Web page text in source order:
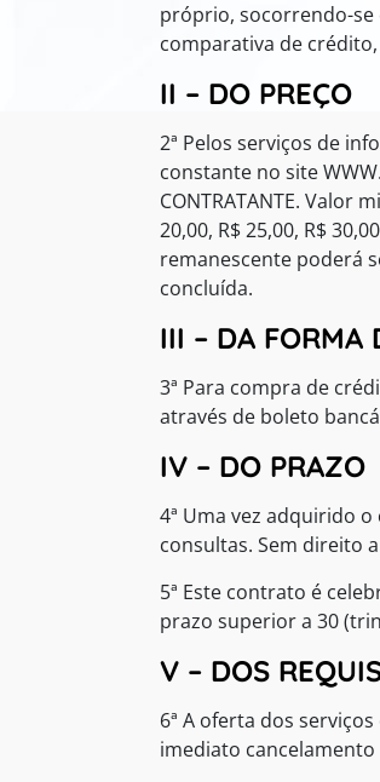
próprio, socorrendo-se
comparativa de
II – DO PREÇO
2ª Pelos serviços de
constante no site
CONTRATANTE. Valor
20,00, R$ 25,00, R$
remanescente poderá
concluída.
III – DA FORMA
3ª Para compra de
através de boleto
IV – DO PRAZO
4ª Uma vez adquirido
consultas. Sem direito
5ª Este contrato é
prazo superior a 30
V – DOS
6ª A oferta dos
imediato cancelamento